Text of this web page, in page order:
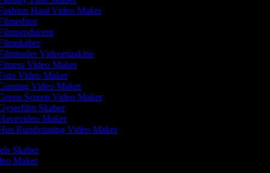
Haul Video Maker
Videomaskine
Video Maker
Video Maker
Video Maker
Screen Video Maker
Skaber
Maker
Rundvisning Video Maker
Skaber
Maker